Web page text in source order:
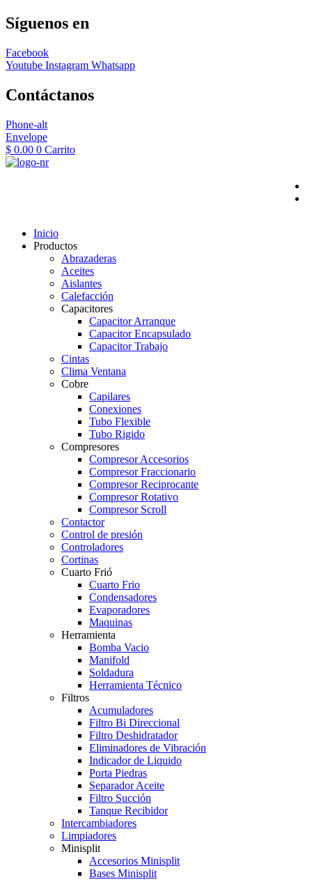
Síguenos en
Facebook
Youtube Instagram Whatsapp
Contáctanos
Phone-alt
Envelope
$ 0.00 0 Carrito
Inicio
Productos
Abrazaderas
Aceites
Aislantes
Calefacción
Capacitores
Capacitor Arranque
Capacitor Encapsulado
Capacitor Trabajo
Cintas
Clima Ventana
Cobre
Capilares
Conexiones
Tubo Flexible
Tubo Rigido
Compresores
Compresor Accesorios
Compresor Fraccionario
Compresor Reciprocante
Compresor Rotativo
Compresor Scroll
Contactor
Control de presión
Controladores
Cortinas
Cuarto Frió
Cuarto Frio
Condensadores
Evaporadores
Maquinas
Herramienta
Bomba Vacio
Manifold
Soldadura
Herramienta Técnico
Filtros
Acumuladores
Filtro Bi Direccional
Filtro Deshidratador
Eliminadores de Vibración
Indicador de Liquido
Porta Piedras
Separador Aceite
Filtro Succión
Tanque Recibidor
Intercambiadores
Limpiadores
Minisplit
Accesorios Minisplit
Bases Minisplit